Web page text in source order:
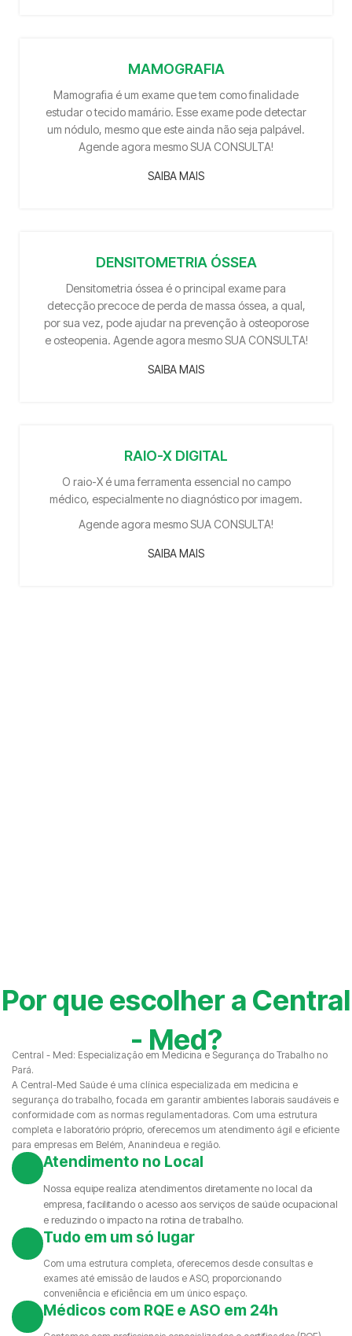
MAMOGRAFIA
Mamografia é um exame que tem como finalidade
estudar o tecido mamário. Esse exame pode detectar
um nódulo, mesmo que este ainda não seja palpável.
Agende agora mesmo SUA CONSULTA!
SAIBA MAIS
DENSITOMETRIA ÓSSEA
Densitometria óssea é o principal exame para
detecção precoce de perda de massa óssea, a qual,
por sua vez, pode ajudar na prevenção à osteoporose
e osteopenia. Agende agora mesmo SUA CONSULTA!
SAIBA MAIS
RAIO-X DIGITAL
O raio-X é uma ferramenta essencial no campo
médico, especialmente no diagnóstico por imagem.
Agende agora mesmo SUA CONSULTA!
SAIBA MAIS
Por que escolher a Central
- Med?
Central - Med: Especialização em Medicina e Segurança do Trabalho no
Pará.
A Central-Med Saúde é uma clínica especializada em medicina e
segurança do trabalho, focada em garantir ambientes laborais saudáveis e
conformidade com as normas regulamentadoras. Com uma estrutura
completa e laboratório próprio, oferecemos um atendimento ágil e eficiente
para empresas em Belém, Ananindeua e região.
Atendimento no Local
Nossa equipe realiza atendimentos diretamente no local da
empresa, facilitando o acesso aos serviços de saúde ocupacional
e reduzindo o impacto na rotina de trabalho.
Tudo em um só lugar
Com uma estrutura completa, oferecemos desde consultas e
exames até emissão de laudos e ASO, proporcionando
conveniência e eficiência em um único espaço.
Médicos com RQE e ASO em 24h